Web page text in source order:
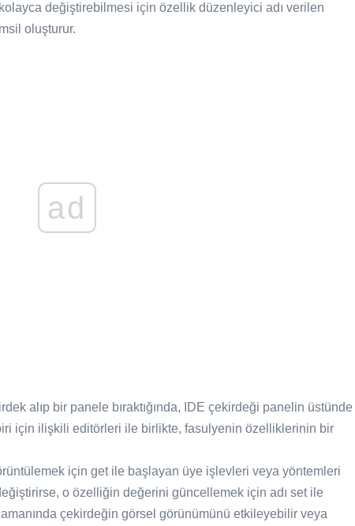
değiştirebilmesi için özellik düzenleyici adı verilen
oluşturur.
ad
alıp bir panele bıraktığında, IDE çekirdeği panelin üstünde
için ilişkili editörleri ile birlikte, fasulyenin özelliklerinin bir
için get ile başlayan üye işlevleri veya yöntemleri
o özelliğin değerini güncellemek için adı set ile
çekirdeğin görsel görünümünü etkileyebilir veya